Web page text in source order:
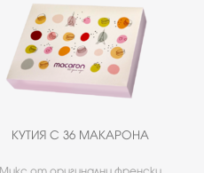
КУТИЯ С 36 МАКАРОНА